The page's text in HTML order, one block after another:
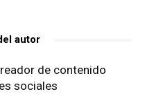
autor
de contenido
sociales